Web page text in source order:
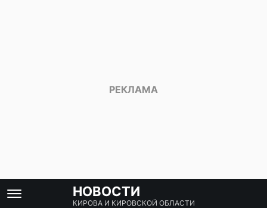
НОВОСТИ
КИРОВА И КИРОВСКОЙ ОБЛАСТИ